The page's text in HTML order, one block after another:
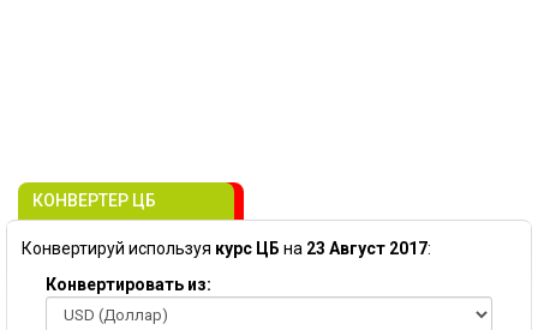
КОНВЕРТЕР ЦБ
Конвертируй используя курс ЦБ на 23 Август 2017:
Конвертировать из: